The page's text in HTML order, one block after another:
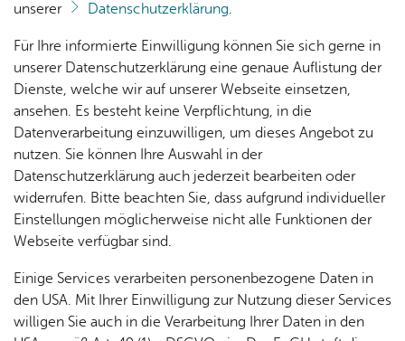
Nach­
Ver­an­
stal­
tun­
gen
Kin­der­
pro­
gramm
Aus­
wahl­
Me­di­
tipps
Ihr Kon­takt zu uns
Me­di­en­haus am See
Karl­stra­ße 42
88045 Fried­richs­ha­fen
Tel. +49 7541 203-53500
Kon­takt­for­mu­lar
Wei­te­re Infos
Öff­nungs­zei­ten
Bank­ver­bin­dung
Da­ten­schutz
Im­pres­sum
unserer
Datenschutzerklärung.
Für Ihre informierte Einwilligung können Sie sich gerne in
unserer Datenschutzerklärung eine genaue Auflistung der
Dienste, welche wir auf unserer Webseite einsetzen,
ansehen. Es besteht keine Verpflichtung, in die
Datenverarbeitung einzuwilligen, um dieses Angebot zu
nutzen. Sie können Ihre Auswahl in der
Datenschutzerklärung auch jederzeit bearbeiten oder
widerrufen. Bitte beachten Sie, dass aufgrund individueller
Einstellungen möglicherweise nicht alle Funktionen der
Webseite verfügbar sind.
Einige Services verarbeiten personenbezogene Daten in
den USA. Mit Ihrer Einwilligung zur Nutzung dieser Services
willigen Sie auch in die Verarbeitung Ihrer Daten in den